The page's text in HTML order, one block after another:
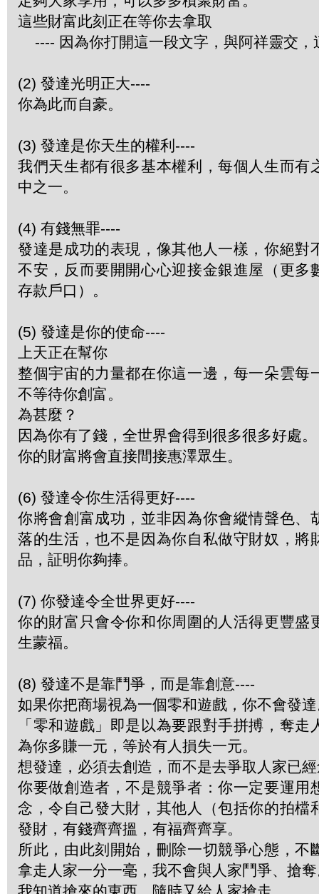
這些財富此刻正在等你去拿取
---- 因為你打開這一段文字，與阿祥靈交，
(2) 發達光明正大----
你為此而自豪。
(3) 發達是你天生的權利----
我們天生都有很多基本權利，每個人生而有
中之一。
(4) 有錢無罪----
發達是成功的表現，像其他人一樣，你絕對
不安，反而要開開心心迎接金銀進屋（更多
存款戶口）。
(5) 發達是你的使命----
上天正在幫你
整個宇宙的力量都在你這一邊，每一朵雲每
不等待你創富。
為甚麼？
因為你有了錢，全世界會得到很多很多好處。
你的財富將會直接間接惠澤眾生。
(6) 發達令你生活得更好----
你將會創富成功，並非因為你會縱情聲色、
落的生活，也不是因為你自私做守財奴，將
品，証明你夠捧。
(7) 你發達令全世界更好----
你的財富只會令你和你周圍的人活得更豐盛
生蒙福。
(8) 發達不是靠鬥爭，而是靠創意----
如果你把商場視為一個零和遊戲，你不會發
「零和遊戲」即是以為要跟對手拼搏，奪走
為你多賺一元，等於有人損失一元。
想發達，必須去創造，而不是去爭取人家已
你要做創造者，不是競爭者：你一定要運用
念，令自己發大財，其他人（包括你的拍檔
發財，有錢齊齊搵，有福齊齊享。
所此，由此刻開始，刪除一切競爭心態，不
拿走人家一分一毫，我不會與人家鬥爭、搶